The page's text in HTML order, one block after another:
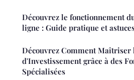
Découvrez le fonctionnement
ligne : Guide pratique et
Découvrez Comment Maîtriser
d'Investissement grâce à des
Spécialisées